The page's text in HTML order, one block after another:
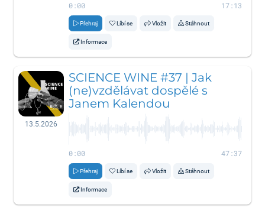
0:00 17:13
Přehraj Líbí se Vložit Stáhnout
Informace
13.5.2026
SCIENCE WINE #37 | Jak
(ne)vzdělávat dospělé s
Janem Kalendou
0:00 47:37
Přehraj Líbí se Vložit Stáhnout
Informace